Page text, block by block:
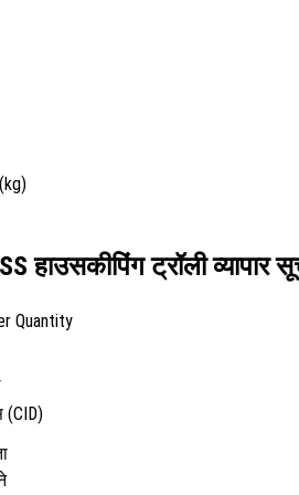
हाउसकीपिंग ट्रॉली व्यापार
Quantity